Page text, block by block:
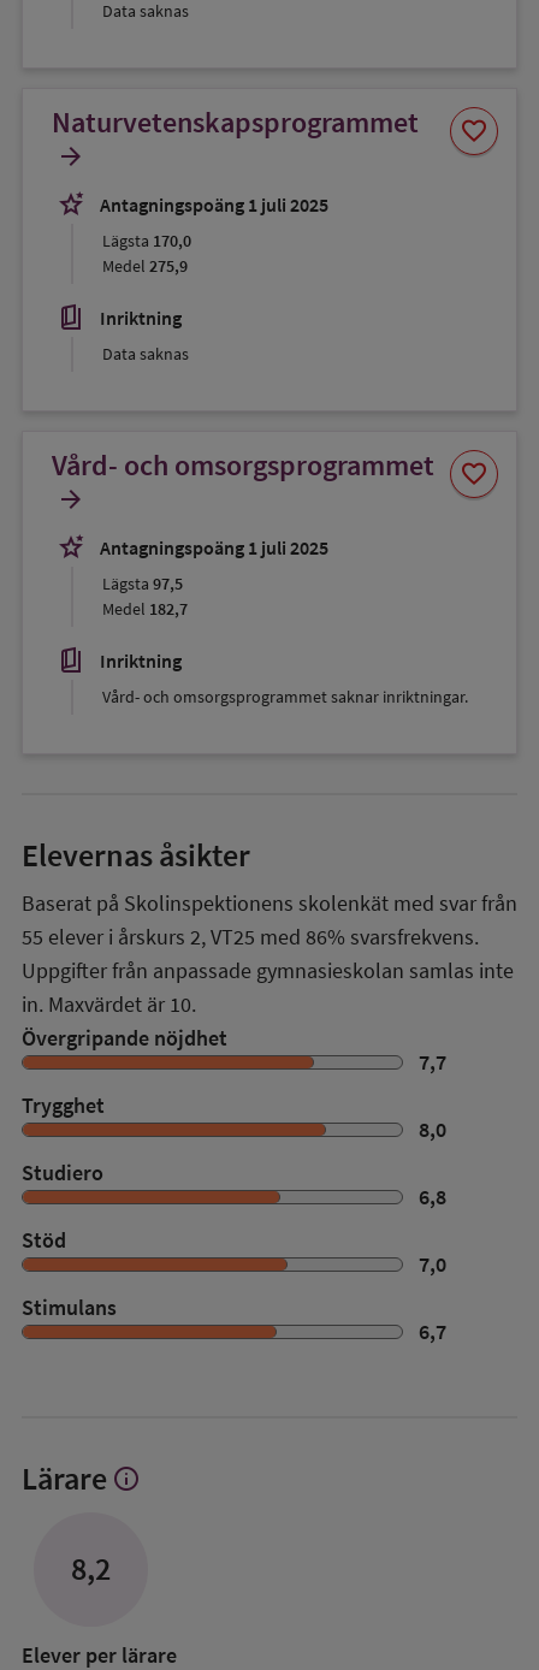
Data saknas
Naturvetenskapsprogrammet
arrow_forward
stars_2
Antagningspoäng 1 juli 2025
Lägsta 170,0
Medel 275,9
book_5 Inriktning
Data saknas
favorite
Spara
som
Vård- och omsorgsprogrammet
arrow_forward
stars_2
Antagningspoäng 1 juli 2025
Lägsta 97,5
Medel 182,7
book_5 Inriktning
Vård- och omsorgsprogrammet saknar inriktningar.
favorite
Spara
som
Elevernas åsikter
Baserat på Skolinspektionens skolenkät med svar från
55 elever i årskurs 2,VT25 med 86% svarsfrekvens.
Uppgifter från anpassade gymnasieskolan samlas inte
in. Maxvärdet är 10.
Övergripande nöjdhet
7,7
Trygghet
8,0
Studiero
6,8
Stöd
7,0
Stimulans
6,7
Lärare Visa
info
8,2
Elever per lärare